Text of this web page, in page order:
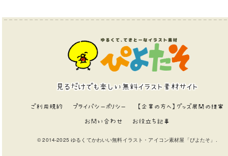
見るだけでも楽しい無料イラスト素材サイト
ご利用規約 プライバシーポリシー 【企業の方へ】グッズ展開の提案
お問い合わせ お役立ち記事
© 2014-2025 ゆるくてかわいい無料イラスト・アイコン素材屋「ぴよたそ」.